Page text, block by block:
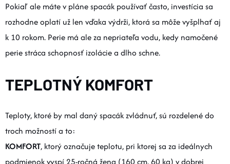
Pokiaľ ale máte v pláne spacák používať často, investícia sa
rozhodne oplatí už len vďaka výdrži, ktorá sa môže vyšplhať aj
k 10 rokom. Perie má ale za nepriateľa vodu, kedy namočené
perie stráca schopnosť izolácie a dlho schne.
TEPLOTNÝ KOMFORT
Teploty, ktoré by mal daný spacák zvládnuť, sú rozdelené do
troch možností a to:
KOMFORT, ktorý označuje teplotu, pri ktorej sa za ideálnych